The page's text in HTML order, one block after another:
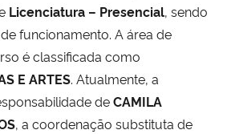
e Abastecimento
Licenciatura – Presencial, sendo
funcionamento. A área de
é classificada como
E ARTES. Atualmente, a
deCAMILA
, a coordenação substituta de